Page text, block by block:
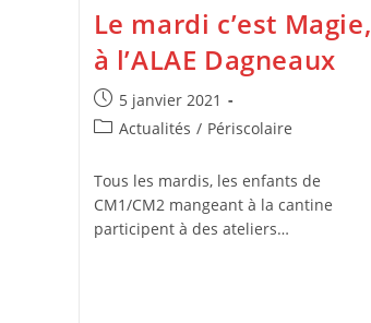
Le mardi c’est Magie,
à l’ALAE Dagneaux
Publication
publiée :
5 janvier 2021
PostActualités / Périscolaire
Tous les mardis, les enfants de
CM1/CM2 mangeant à la cantine
participent à des ateliers…